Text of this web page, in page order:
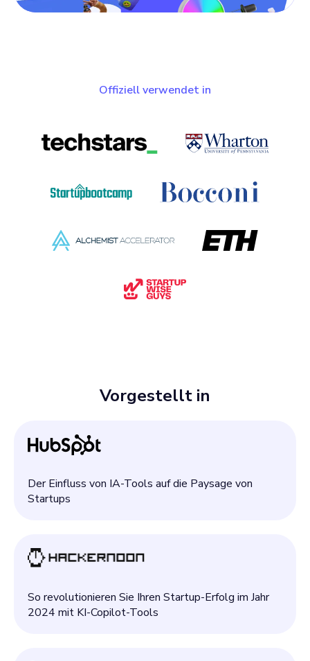
Offiziell verwendet in
Vorgestellt in
Der Einfluss von IA-Tools auf die Paysage von
Startups
So revolutionieren Sie Ihren Startup-Erfolg im Jahr
2024 mit KI-Copilot-Tools